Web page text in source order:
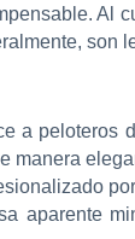
Al
son
a peloteros
manera
aparente